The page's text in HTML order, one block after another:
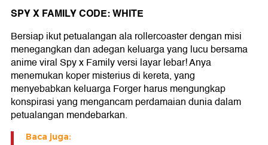
SPY X FAMILY CODE: WHITE
Bersiap ikut petualangan ala rollercoaster dengan misi
menegangkan dan adegan keluarga yang lucu bersama
anime viral Spy x Family versi layar lebar! Anya
menemukan koper misterius di kereta, yang
menyebabkan keluarga Forger harus mengungkap
konspirasi yang mengancam perdamaian dunia dalam
petualangan mendebarkan.
Baca juga: